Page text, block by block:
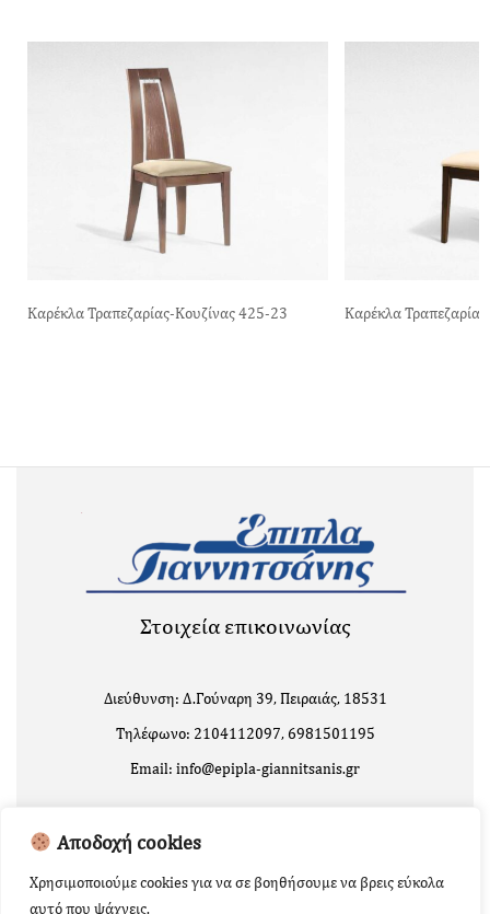
Αποδοχή cookies
Χρησιμοποιούμε cookies για να σε βοηθήσουμε να βρεις εύκολα
αυτό που ψάχνεις.
Καρέκλα Τραπεζαρίας-Κουζίνας 425-23 Καρέκλα
Στοιχεία επικοινωνίας
Διεύθυνση: Δ.Γούναρη 39, Πειραιάς, 18531
Τηλέφωνο: 2104112097, 6981501195
Email: info@epipla-giannitsanis.gr